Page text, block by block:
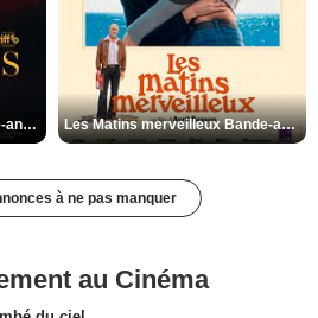
Les Silences de Riyad Bande-annonce VO STFR Les Matins merveilleux Bande-annonce VF
à ne pas manquer
au Cinéma